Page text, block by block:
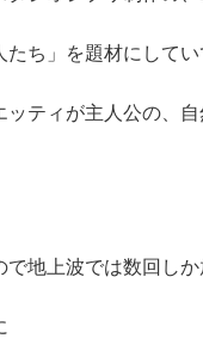
ち」を題材にしてい
ティが主人公の、
地上波では数回し